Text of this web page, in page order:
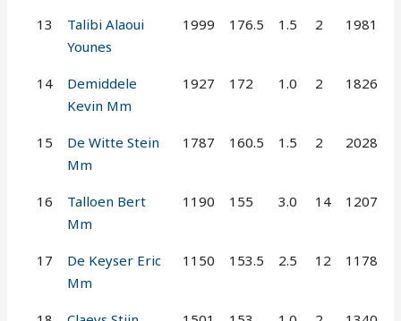
13
Talibi Alaoui
Younes
1999 176.5 1.5 2 1981
14
Demiddele
Kevin Mm
1927 172 1.0 2 1826
15
De Witte Stein
Mm
1787 160.5 1.5 2 2028
16
Talloen Bert
Mm
1190 155 3.0 14 1207
17
De Keyser Eric
Mm
1150 153.5 2.5 12 1178